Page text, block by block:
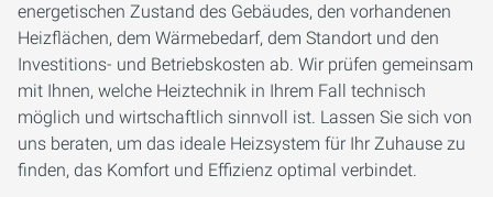
energetischen Zustand des Gebäudes, den vorhandenen
Heizflächen, dem Wärmebedarf, dem Standort und den
Investitions- und Betriebskosten ab. Wir prüfen gemeinsam
mit Ihnen, welche Heiztechnik in Ihrem Fall technisch
möglich und wirtschaftlich sinnvoll ist. Lassen Sie sich von
uns beraten, um das ideale Heizsystem für Ihr Zuhause zu
finden, das Komfort und Effizienz optimal verbindet.